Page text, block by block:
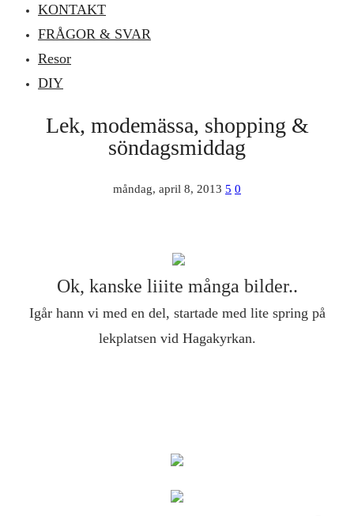
KONTAKT
FRÅGOR & SVAR
Resor
DIY
Lek, modemässa, shopping &
söndagsmiddag
måndag, april 8, 2013 5 0
Ok, kanske liiite många bilder..
Igår hann vi med en del, startade med lite spring på
lekplatsen vid Hagakyrkan.